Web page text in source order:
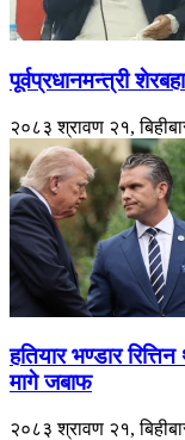
पूर्वप्रधानमन्त्री
२०८३ श्रावण २१,
हतियार भण्डार
मागे जबाफ
२०८३ श्रावण २१,